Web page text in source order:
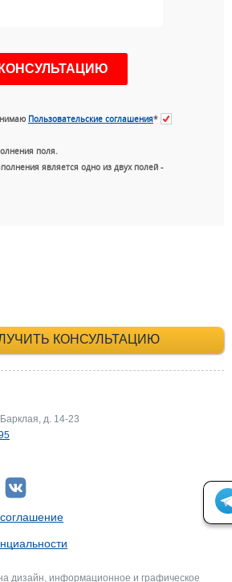
Пользовательские соглашения*
поля.
является одно из двух полей -
КОНСУЛЬТАЦИЮ
+7 (495) 660-35-
д. 14-23
дизайн, информационное и графическое